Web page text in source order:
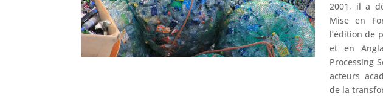
2001, il a
Mise en
l’édition de
et en
Processing
acteurs
de la